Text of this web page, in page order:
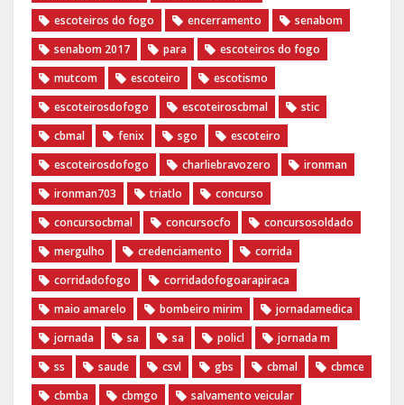
escoteiros do fogo
encerramento
senabom
senabom 2017
para
escoteiros do fogo
mutcom
escoteiro
escotismo
escoteirosdofogo
escoteiroscbmal
stic
cbmal
fenix sgo
escoteiro
escoteirosdofogo
charliebravozero
ironman
ironman703
triatlo
concurso
concursocbmal
concursocfo
concursosoldado
mergulho
credenciamento
corrida
corridadofogo
corridadofogoarapiraca
maio amarelo
bombeiro mirim
jornadamedica
jornada
sa sa policl
jornada m
ss
saude csvl gbs cbmal
cbmce
cbmba
cbmgo
salvamento veicular